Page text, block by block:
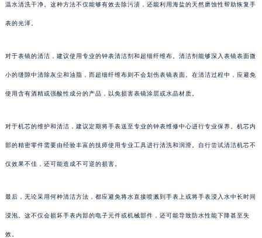
温水清洗干净。这种方法不仅能够有效去除污渍，还能利用海盐的天然磨蚀性帮助恢复手
表的光泽。
对于表镜的清洁，建议使用专业的钟表清洁剂和超细纤维布。清洁剂能够深入表镜表面微
小的缝隙中清除灰尘和油脂，而超细纤维布则不会划伤表镜表面。在清洁过程中，应避免
使用含有酒精或强酸性成分的产品，以免损害表镜涂层或水晶材质。
对于机芯的维护和清洁，建议定期将手表送至专业的钟表维修中心进行专业保养。机芯内
部的精密零件需要由经验丰富的技师使用专业工具进行清洗和润滑。自行尝试清洁机芯不
仅效果不佳，还可能造成不可逆的损害。
最后，无论采用何种清洁方法，都应避免将水直接喷溅到手表上或将手表浸入水中长时间
浸泡。这不仅会损坏手表内部的电子元件或机械部件，还可能导致防水性能下降甚至失
效。